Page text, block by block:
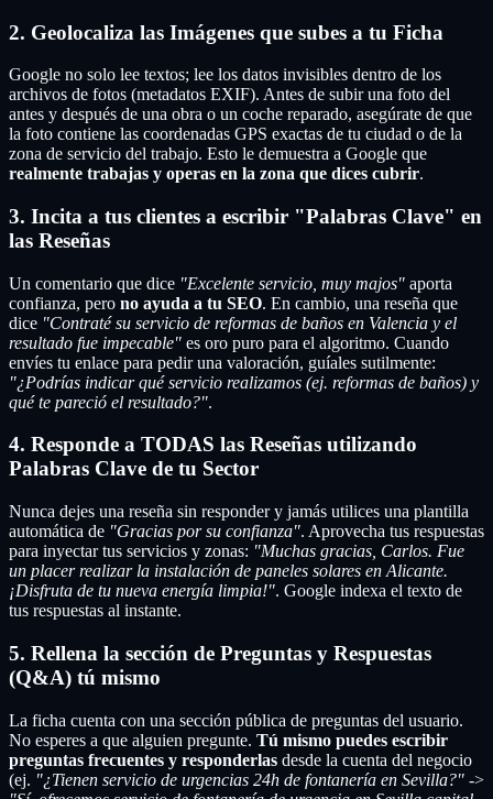
2. Geolocaliza las Imágenes que subes a tu Ficha
Google no solo lee textos; lee los datos invisibles dentro de los
archivos de fotos (metadatos EXIF). Antes de subir una foto del
antes y después de una obra o un coche reparado, asegúrate de que
la foto contiene las coordenadas GPS exactas de tu ciudad o de la
zona de servicio del trabajo. Esto le demuestra a Google que
realmente trabajas y operas en la zona que dices cubrir.
3. Incita a tus clientes a escribir "Palabras Clave" en
las Reseñas
Un comentario que dice "Excelente servicio, muy majos" aporta
confianza, pero no ayuda a tu SEO. En cambio, una reseña que
dice "Contraté su servicio de reformas de baños en Valencia y el
resultado fue impecable" es oro puro para el algoritmo. Cuando
envíes tu enlace para pedir una valoración, guíales sutilmente:
"¿Podrías indicar qué servicio realizamos (ej. reformas de baños) y
qué te pareció el resultado?".
4. Responde a TODAS las Reseñas utilizando
Palabras Clave de tu Sector
Nunca dejes una reseña sin responder y jamás utilices una plantilla
automática de "Gracias por su confianza". Aprovecha tus respuestas
para inyectar tus servicios y zonas: "Muchas gracias, Carlos. Fue
un placer realizar la instalación de paneles solares en Alicante.
¡Disfruta de tu nueva energía limpia!". Google indexa el texto de
tus respuestas al instante.
5. Rellena la sección de Preguntas y Respuestas
(Q&A) tú mismo
La ficha cuenta con una sección pública de preguntas del usuario.
No esperes a que alguien pregunte. Tú mismo puedes escribir
preguntas frecuentes y responderlas desde la cuenta del negocio
(ej. "¿Tienen servicio de urgencias 24h de fontanería en Sevilla?" ->